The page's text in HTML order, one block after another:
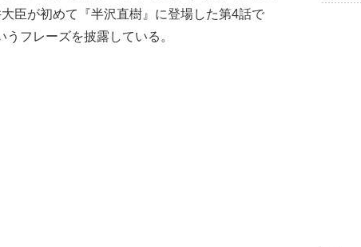
臣が初めて『半沢直樹』に登場した第4話で
フレーズを披露している。